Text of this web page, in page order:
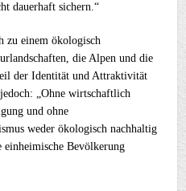
dauerhaft sichern.“
zu einem ökologisch
die Alpen und die
der Identität und Attraktivität
„Ohne wirtschaftlich
und ohne
weder ökologisch nachhaltig
Bevölkerung